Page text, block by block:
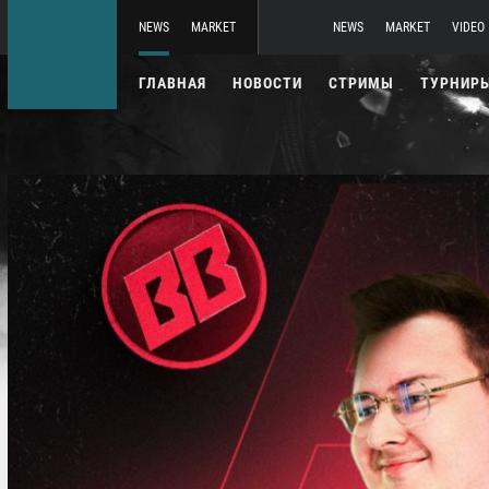
NEWS MARKET NEWS MARKET VIDEO
ГЛАВНАЯ НОВОСТИ СТРИМЫ